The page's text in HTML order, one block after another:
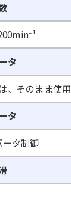
タ
、そのまま使用
タ
ータ制御